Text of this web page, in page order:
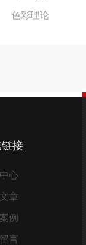
色彩理论
接
心
章
例
言